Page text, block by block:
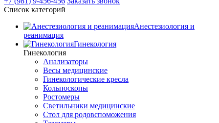
Список категорий
Анестезиология и
реанимация
Гинекология
Гинекология
Анализаторы
Весы медицинские
Гинекологические кресла
Кольпоскопы
Ростомеры
Светильники медицинские
Стол для родовспоможения